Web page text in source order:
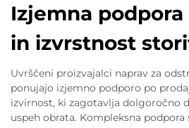
Izjemna
in izvrstnost
Uvrščeni proizvajalci naprav za
ponujajo izjemno podporo po
izvirnost, ki zagotavlja dolgoročno
uspeh obrata. Kompleksna podpora